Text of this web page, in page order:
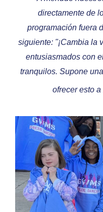
directamente de
programación fuera
siguiente: "¡Cambia la
entusiasmados con
tranquilos. Supone
ofrecer esto